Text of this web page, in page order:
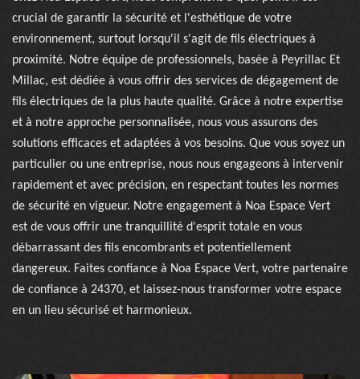
crucial de garantir la sécurité et l'esthétique de votre
environnement, surtout lorsqu'il s'agit de fils électriques à
proximité. Notre équipe de professionnels, basée à Peyrillac Et
Millac, est dédiée à vous offrir des services de dégagement de
fils électriques de la plus haute qualité. Grâce à notre expertise
et à notre approche personnalisée, nous vous assurons des
solutions efficaces et adaptées à vos besoins. Que vous soyez un
particulier ou une entreprise, nous nous engageons à intervenir
rapidement et avec précision, en respectant toutes les normes
de sécurité en vigueur. Notre engagement à Noa Espace Vert
est de vous offrir une tranquillité d'esprit totale en vous
débarrassant des fils encombrants et potentiellement
dangereux. Faites confiance à Noa Espace Vert, votre partenaire
de confiance à 24370, et laissez-nous transformer votre espace
en un lieu sécurisé et harmonieux.